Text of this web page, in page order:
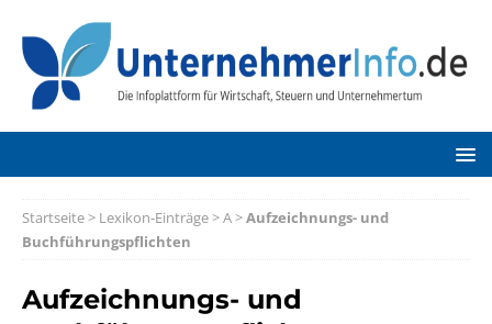
Startseite> Lexikon-Einträge>A>Aufzeichnungs- und
Buchführungspflichten
Aufzeichnungs- und